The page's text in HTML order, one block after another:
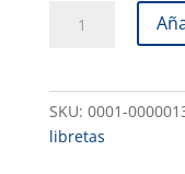
100H
RESORTE
UNICOLOR
SKU: 0001-
libretas